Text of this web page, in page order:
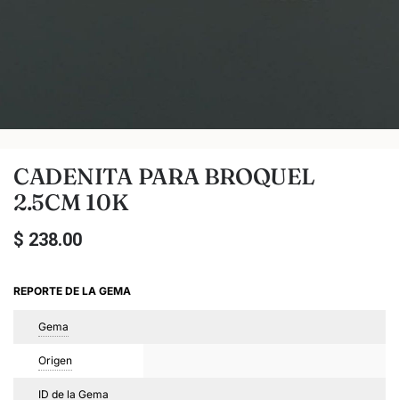
CADENITA PARA BROQUEL
2.5CM 10K
$ 238.00
REPORTE DE LA GEMA
Gema
Origen
ID de la Gema